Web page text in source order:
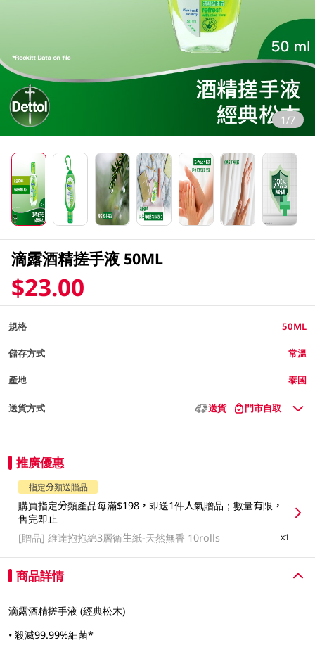
1/7
滴露酒精搓手液 50ML
$23.00
規格 50ML
儲存方式 常溫
產地 泰國
送貨方式 送貨 門市自取
推廣優惠
指定分類送贈品
購買指定分類產品每滿$198，即送1件人氣贈品；數量有限，
售完即止
[贈品]維達抱抱綿3層衛生紙-天然無香 10rolls x1
商品詳情
滴露酒精搓手液 (經典松木)
• 殺滅99.99%細菌*